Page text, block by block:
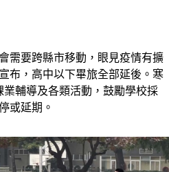
需要跨縣市移動，眼見疫情有擴
布，高中以下畢旅全部延後。寒
業輔導及各類活動，鼓勵學校採
或延期。